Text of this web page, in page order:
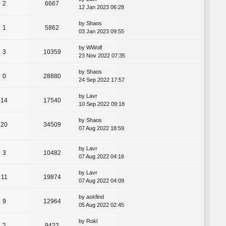
2 6667
12 Jan 2023 06:28
1 5862
by Shaos
03 Jan 2023 09:55
3 10359
by WWolf
23 Nov 2022 07:35
0 28880
by Shaos
24 Sep 2022 17:57
14 17540
by
Lavr
10 Sep 2022 09:18
20 34509
by Shaos
07 Aug 2022 18:59
3 10482
by
Lavr
07 Aug 2022 04:16
11 19874
by
Lavr
07 Aug 2022 04:09
9 12964
by askfind
05 Aug 2022 02:45
by Rokl